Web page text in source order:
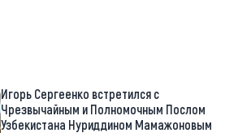
Игорь Сергеенко встретился с
Чрезвычайным и Полномочным Послом
Узбекистана Нуриддином Мамажоновым